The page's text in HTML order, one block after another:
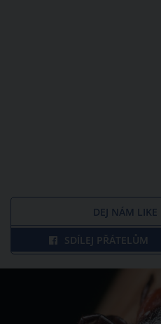
DEJ NÁM LIKE
SDÍLEJ PŘÁTELŮM